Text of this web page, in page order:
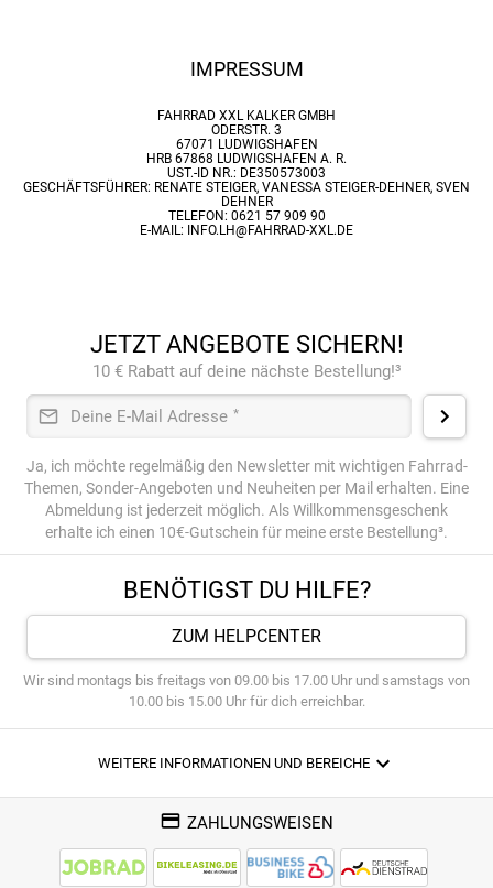
IMPRESSUM
FAHRRAD XXL KALKER GMBH
ODERSTR. 3
67071 LUDWIGSHAFEN
HRB 67868 LUDWIGSHAFEN A. R.
UST.-ID NR.: DE350573003
GESCHÄFTSFÜHRER: RENATE STEIGER, VANESSA STEIGER-DEHNER, SVEN
DEHNER
TELEFON: 0621 57 909 90
E-MAIL: INFO.LH@FAHRRAD-XXL.DE
JETZT ANGEBOTE SICHERN!
10 € Rabatt auf deine nächste Bestellung!³
Deine E-Mail Adresse *
Ja, ich möchte regelmäßig den Newsletter mit wichtigen Fahrrad-
Themen, Sonder-Angeboten und Neuheiten per Mail erhalten. Eine
Abmeldung ist jederzeit möglich. Als Willkommensgeschenk
erhalte ich einen 10€-Gutschein für meine erste Bestellung³.
BENÖTIGST DU HILFE?
ZUM HELPCENTER
Wir sind montags bis freitags von 09.00 bis 17.00 Uhr und samstags von
10.00 bis 15.00 Uhr für dich erreichbar.
WEITERE INFORMATIONEN UND BEREICHE
ZAHLUNGSWEISEN